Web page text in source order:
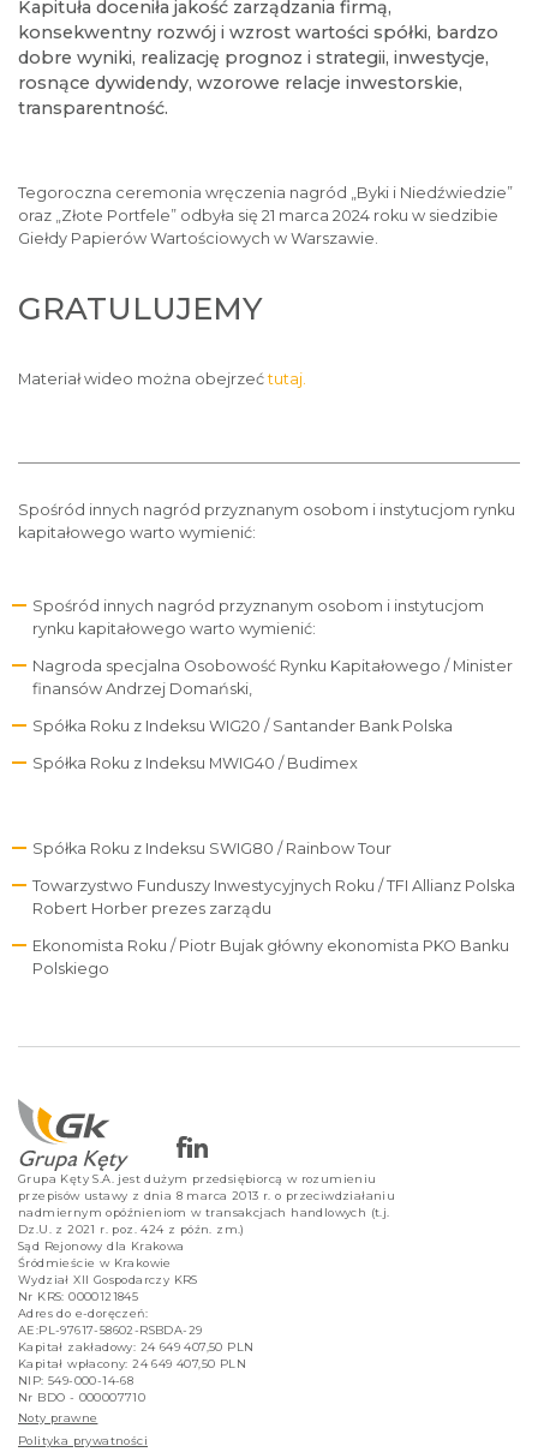
Kapituła doceniła jakość zarządzania firmą,
konsekwentny rozwój i wzrost wartości spółki, bardzo
dobre wyniki, realizację prognoz i strategii, inwestycje,
rosnące dywidendy, wzorowe relacje inwestorskie,
transparentność.
Tegoroczna ceremonia wręczenia nagród „Byki i Niedźwiedzie”
oraz „Złote Portfele” odbyła się 21 marca 2024 roku w siedzibie
Giełdy Papierów Wartościowych w Warszawie.
GRATULUJEMY
Materiał wideo można obejrzećtutaj.
Spośród innych nagród przyznanym osobom i instytucjom rynku
kapitałowego warto wymienić:
Spośród innych nagród przyznanym osobom i instytucjom
rynku kapitałowego warto wymienić:
Nagroda specjalna Osobowość Rynku Kapitałowego / Minister
finansów Andrzej Domański,
Spółka Roku z Indeksu WIG20 / Santander Bank Polska
Spółka Roku z Indeksu MWIG40 / Budimex
Spółka Roku z Indeksu SWIG80 / Rainbow Tour
Towarzystwo Funduszy Inwestycyjnych Roku / TFI Allianz Polska
Robert Horber prezes zarządu
Ekonomista Roku / Piotr Bujak główny ekonomista PKO Banku
Polskiego
Grupa Kęty S.A. jest dużym przedsiębiorcą w rozumieniu
przepisów ustawy z dnia 8 marca 2013 r. o przeciwdziałaniu
nadmiernym opóźnieniom w transakcjach handlowych (t.j.
Dz.U. z 2021 r. poz. 424 z późn. zm.)
Sąd Rejonowy dla Krakowa
Śródmieście w Krakowie
Wydział XII Gospodarczy KRS
Nr KRS: 0000121845
Adres do e-doręczeń:
AE:PL-97617-58602-RSBDA-29
Kapitał zakładowy: 24 649 407,50 PLN
Kapitał wpłacony: 24 649 407,50 PLN
NIP: 549-000-14-68
Nr BDO - 000007710
Noty prawne
Polityka prywatności